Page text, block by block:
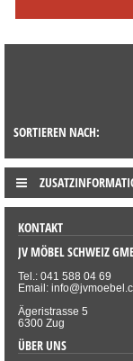
SORTIEREN NACH:
KONTAKT
JV MÖBEL SCHWEIZ
Tel.: 041 588 04 69
Email:
Ägeristrasse 5
6300 Zug
ÜBER UNS